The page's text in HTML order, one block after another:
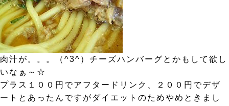
肉汁が。。。（^3^）チーズハンバーグとかもして欲し
いなぁ～☆
プラス１００円でアフタードリンク、２００円でデザ
ートとあったんですがダイエットのためやめときまし